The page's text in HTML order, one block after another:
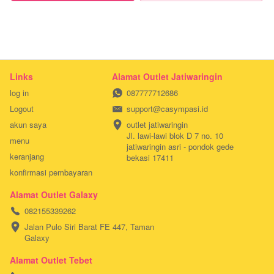
Links
log in
Logout
akun saya
menu
keranjang
konfirmasi pembayaran
Alamat Outlet Jatiwaringin
087777712686
support@casympasi.id
outlet jatiwaringin
Jl. lawi-lawi blok D 7 no. 10
jatiwaringin asri - pondok gede
bekasi 17411
Alamat Outlet Galaxy
082155339262
Jalan Pulo Siri Barat FE 447, Taman
Galaxy
Alamat Outlet Tebet